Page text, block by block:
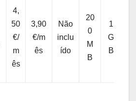
4,
50
€/
m
ês
3,90
€/m
ês
Não
inclu
ído
20
0
M
B
1
G
B